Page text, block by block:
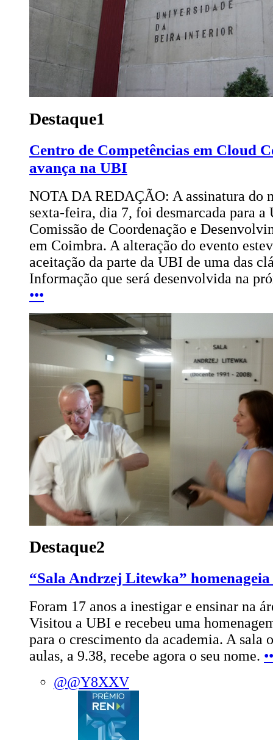
Destaque1
Centro de Competências em Cloud
avança na UBI
NOTA DA REDAÇÃO: A assinatura do
sexta-feira, dia 7, foi desmarcada para
Comissão de Coordenação e
em Coimbra. A alteração do evento
aceitação da parte da UBI de uma das
Informação que será desenvolvida na
•••
Destaque2
“Sala Andrzej Litewka” homenageia
Foram 17 anos a inestigar e ensinar na
Visitou a UBI e recebeu uma
para o crescimento da academia. A sala
aulas, a 9.38, recebe agora o seu nome.
@@Y8XXV